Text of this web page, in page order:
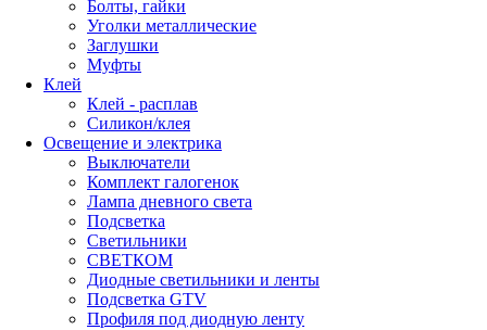
Болты, гайки
Уголки металлические
Заглушки
Муфты
Клей
Клей - расплав
Силикон/клея
Освещение и электрика
Выключатели
Комплект галогенок
Лампа дневного света
Подсветка
Светильники
СВЕТКОМ
Диодные светильники и ленты
Подсветка GTV
Профиля под диодную ленту